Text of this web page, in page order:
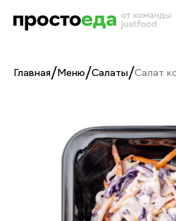
Главная/Меню/Салаты/Салат
Салат